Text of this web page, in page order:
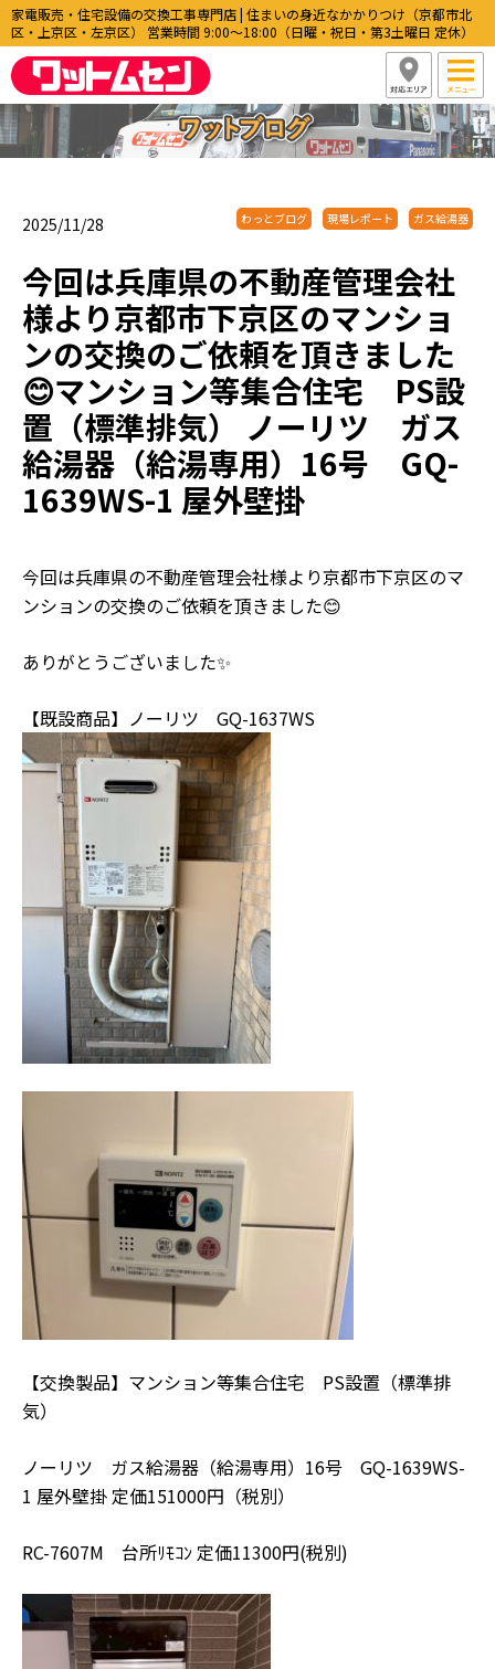
家電販売・住宅設備の交換工事専門店 | 住まいの身近なかかりつけ（京都市北
区・上京区・左京区） 営業時間 9:00〜18:00（日曜・祝日・第3土曜日 定休）
2025/11/28 わっとブログ 現場レポート ガス給湯器
今回は兵庫県の不動産管理会社
様より京都市下京区のマンショ
ンの交換のご依頼を頂きました
😊マンション等集合住宅 PS設
置（標準排気） ノーリツ ガス
給湯器（給湯専用）16号 GQ-
1639WS-1 屋外壁掛
今回は兵庫県の不動産管理会社様より京都市下京区のマ
ンションの交換のご依頼を頂きました😊
ありがとうございました✨
【既設商品】ノーリツ GQ-1637WS
【交換製品】マンション等集合住宅 PS設置（標準排
気）
ノーリツ ガス給湯器（給湯専用）16号 GQ-1639WS-
1 屋外壁掛 定価151000円（税別）
RC-7607M 台所ﾘﾓｺﾝ 定価11300円(税別)